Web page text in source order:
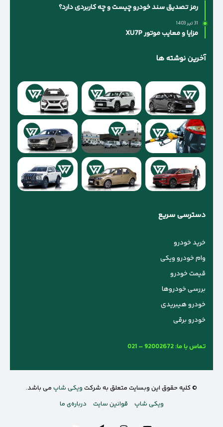
رمز تصدیق سند خودرو چیست و چه کاربردی دارد؟
31 تیر 1403
مزایا و معایب موتور XU7P
آخرین نوشته ها
دسترسی سریع
خرید خودرو
وام خودرو ویکی
قیمت خودرو
بررسی خودروها
خودرو هیبریدی
خودرو برقی
تماس با ما: 021 – 92002672
© کلیه حقوق این وبسایت متعلق به شرکت ویکی شاپ می باشد.
ویکی شاپ
قوانین سایت درباره‌ی ما